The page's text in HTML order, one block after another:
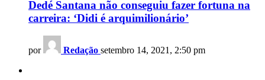
Dedé Santana não conseguiu fazer fortuna na
carreira: ‘Didi é arquimilionário’
por Redação setembro 14, 2021, 2:50 pm